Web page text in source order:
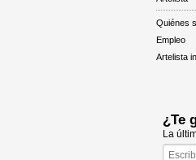
Quiénes
Empleo
Artelista
¿Te
La